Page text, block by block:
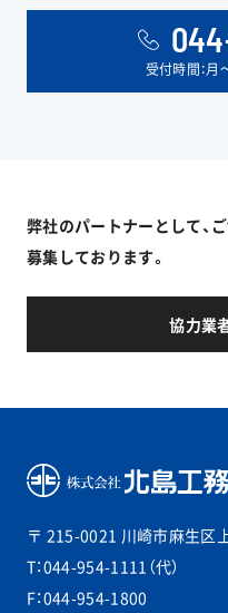
受付時間：
弊社のパートナーとして、
募集しております。
協力業
〒 215-0021 川崎市麻生区
T：044-954-1111（代）
F：044-954-1800